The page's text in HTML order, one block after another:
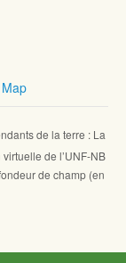
de la terre : La
de l’UNF-NB
de champ (en